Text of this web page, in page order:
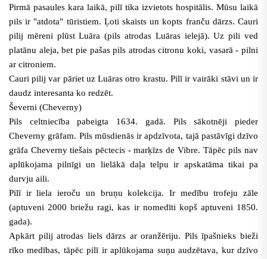
Pirmā pasaules kara laikā, pilī tika izvietots hospitālis. Mūsu laikā
pils ir "atdota" tūristiem. Ļoti skaists un kopts franču dārzs. Cauri
pilij mēreni plūst Luāra (pils atrodas Luāras ielejā). Uz pili ved
platānu aleja, bet pie pašas pils atrodas citronu koki, vasarā - pilni
ar citroniem.
Cauri pilij var pāriet uz Luāras otro krastu. Pilī ir vairāki stāvi un ir
daudz interesanta ko redzēt.
Ševerni (Cheverny)
Pils celtniecība pabeigta 1634. gadā. Pils sākotnēji pieder
Cheverny grāfam. Pils mūsdienās ir apdzīvota, tajā pastāvīgi dzīvo
grāfa Cheverny tiešais pēctecis - marķīzs de Vibre. Tāpēc pils nav
aplūkojama pilnīgi un lielākā daļa telpu ir apskatāma tikai pa
durvju aili.
Pilī ir liela ieroču un bruņu kolekcija. Ir medību trofeju zāle
(aptuveni 2000 briežu ragi, kas ir nomedīti kopš aptuveni 1850.
gada).
Apkārt pilij atrodas liels dārzs ar oranžēriju. Pils īpašnieks bieži
rīko medības, tāpēc pilī ir aplūkojama suņu audzētava, kur dzīvo